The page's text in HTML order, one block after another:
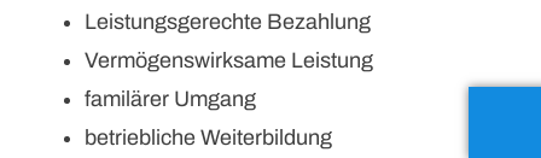
Leistungsgerechte Bezahlung
Vermögenswirksame Leistung
familärer Umgang
betriebliche Weiterbildung